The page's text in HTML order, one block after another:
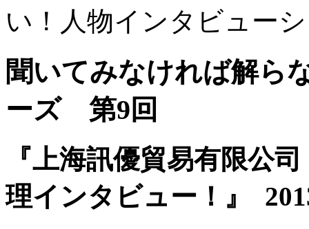
い！人物インタビュー
聞いてみなければ解ら
ーズ 第9回
『上海訊優貿易有限
理インタビュー！』